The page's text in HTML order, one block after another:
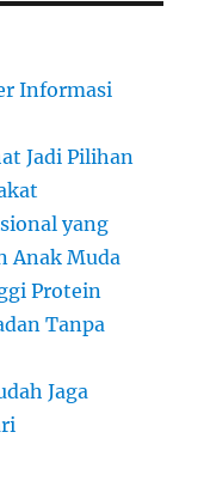
Informasi
Jadi Pilihan
yang
Anak Muda
Protein
Tanpa
Jaga